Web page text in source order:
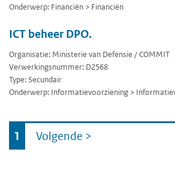
Onderwerp: Financiën > Financiën
ICT beheer DPO.
Organisatie: Ministerie van Defensie / COMMIT
Verwerkingsnummer: D2568
Type: Secundair
Onderwerp: Informatievoorziening >
naar
1 Volgende >